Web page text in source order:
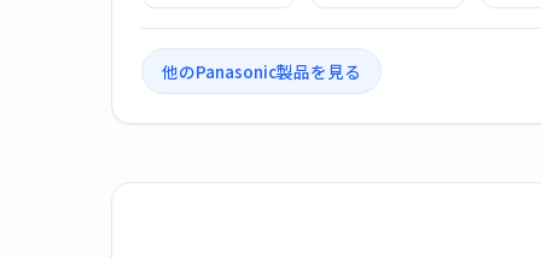
他のPanasonic製品を見る